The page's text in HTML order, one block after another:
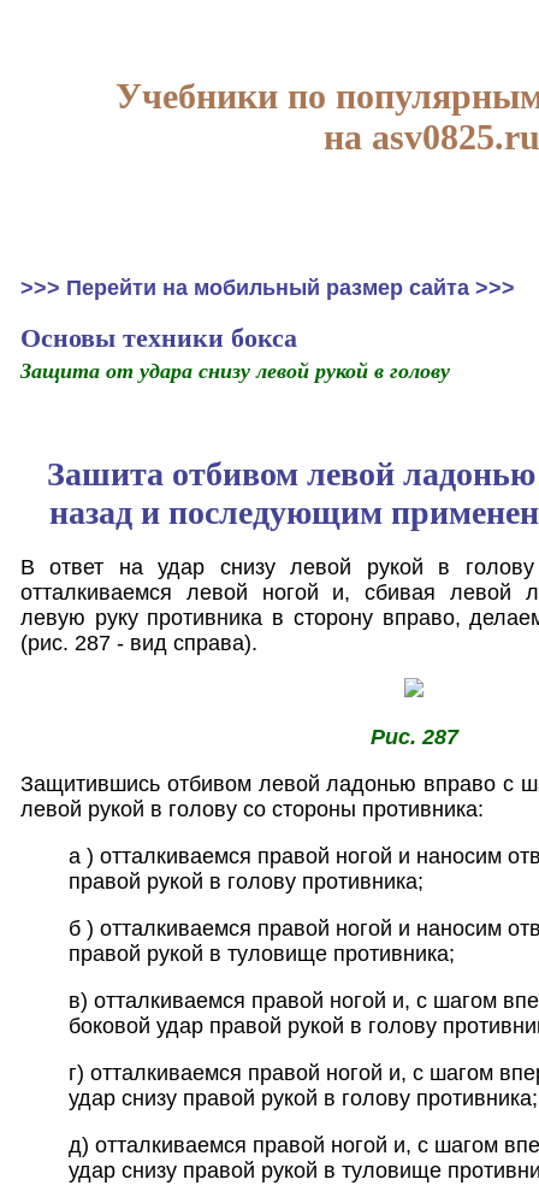
Учебники по
на asv0825.ru
>>> Перейти на мобильный размер сайта >>>
Основы техники бокса
Защита от удара снизу левой рукой в голову
Зашита отбивом левой
назад и последующим
В ответ на удар снизу левой рукой в голову
отталкиваемся левой ногой и, сбивая левой
левую руку противника в сторону вправо,
(рис. 287 - вид справа).
Рис. 287
Защитившись отбивом левой ладонью вправо с
левой рукой в голову со стороны противника:
а ) отталкиваемся правой ногой и наносим
правой рукой в голову противника;
б ) отталкиваемся правой ногой и наносим
правой рукой в туловище противника;
в) отталкиваемся правой ногой и, с шагом
боковой удар правой рукой в голову
г) отталкиваемся правой ногой и, с шагом
удар снизу правой рукой в голову противника;
д) отталкиваемся правой ногой и, с шагом
удар снизу правой рукой в туловище